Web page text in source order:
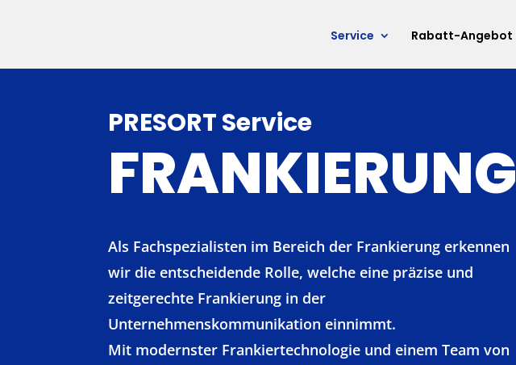
Service Rabatt-Angebot
PRESORT Service
FRANKIERUNG
Als Fachspezialisten im Bereich der Frankierung erkennen
wir die entscheidende Rolle, welche eine präzise und
zeitgerechte Frankierung in der
Unternehmenskommunikation einnimmt.
Mit modernster Frankiertechnologie und einem Team von